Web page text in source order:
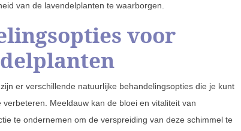
van de lavendelplanten te waarborgen.
voor
er verschillende natuurlijke behandelingsopties die je kunt
Meeldauw kan de bloei en vitaliteit van
te ondernemen om de verspreiding van deze schimmel te